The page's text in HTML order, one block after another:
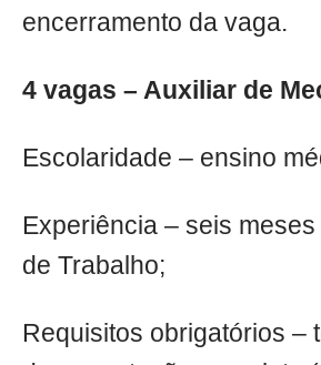
encerramento da vaga.
4 vagas – Auxiliar de
Escolaridade – ensino
Experiência – seis
de Trabalho;
Requisitos obrigatórios –